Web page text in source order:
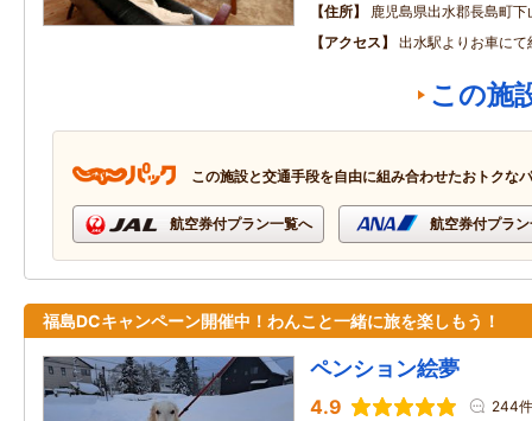
住所
鹿児島県出水郡長島町
アクセス
出水駅よりお車にて
この施
この施設と交通手段を自由に組み合わせたおトクな
航空券付プラン一覧へ 航空券付プラ
福島DCキャンペーン開催中！わんこと一緒に旅を楽しもう！
ペンション絵夢
4.9 244件